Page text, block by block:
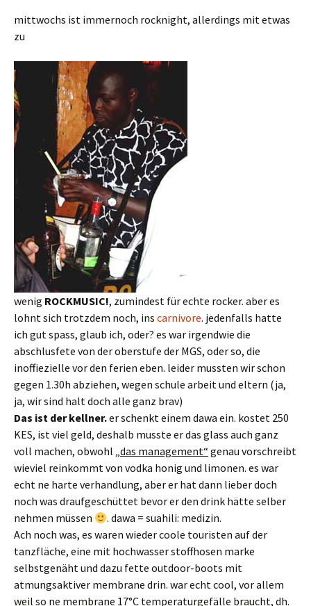
mittwochs ist immernoch rocknight, allerdings mit etwas
zu
wenig ROCKMUSIC!, zumindest für echte rocker. aber es
lohnt sich trotzdem noch, ins carnivore. jedenfalls hatte
ich gut spass, glaub ich, oder? es war irgendwie die
abschlusfete von der oberstufe der MGS, oder so, die
inoffiezielle vor den ferien eben. leider mussten wir schon
gegen 1.30h abziehen, wegen schule arbeit und eltern (ja,
ja, wir sind halt doch alle ganz brav)
Das ist der kellner.er schenkt einem dawa ein. kostet 250
KES, ist viel geld, deshalb musste er das glass auch ganz
voll machen, obwohl „das management“ genau vorschreibt
wieviel reinkommt von vodka honig und limonen. es war
echt ne harte verhandlung, aber er hat dann lieber doch
noch was draufgeschüttet bevor er den drink hätte selber
nehmen müssen
. dawa = suahili: medizin.
Ach noch was, es waren wieder coole touristen auf der
tanzfläche, eine mit hochwasser stoffhosen marke
selbstgenäht und dazu fette outdoor-boots mit
atmungsaktiver membrane drin. war echt cool, vor allem
weil so ne membrane 17°C temperaturgefälle braucht, dh.